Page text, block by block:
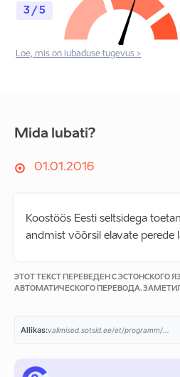
3 / 5
Loe, mis on lubaduse tugevus >
Mida lubati?
01.01.2016
Koostöös Eesti seltsidega
andmist võõrsil elavate perede
ЭТОТ ТЕКСТ ПЕРЕВЕДЕН С ЭСТОНСКОГО
АВТОМАТИЧЕСКОГО ПЕРЕВОДА.
Allikas:valimised.sotsid.ee/et/programm/...